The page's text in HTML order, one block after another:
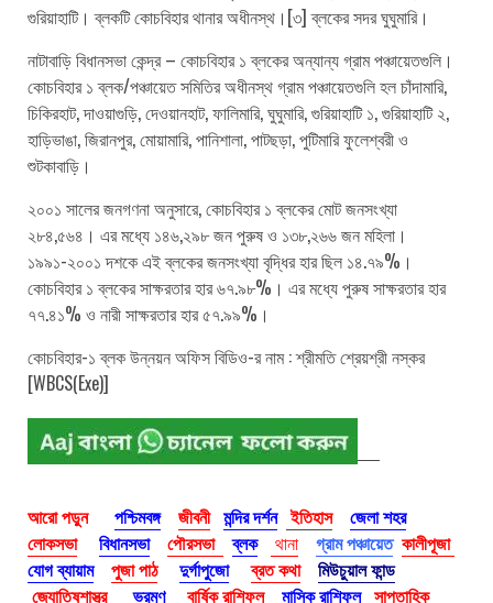
গুরিয়াহাটি। ব্লকটি কোচবিহার থানার অধীনস্থ।[৩] ব্লকের সদর ঘুঘুমারি।
নাটাবাড়ি বিধানসভা কেন্দ্র – কোচবিহার ১ ব্লকের অন্যান্য গ্রাম পঞ্চায়েতগুলি।
কোচবিহার ১ ব্লক/পঞ্চায়েত সমিতির অধীনস্থ গ্রাম পঞ্চায়েতগুলি হল চাঁদামারি,
চিকিরহাট, দাওয়াগুড়ি, দেওয়ানহাট, ফালিমারি, ঘুঘুমারি, গুরিয়াহাটি ১, গুরিয়াহাটি ২,
হাড়িভাঙা, জিরানপুর, মোয়ামারি, পানিশালা, পাটছড়া, পুটিমারি ফুলেশ্বরী ও
শুটকাবাড়ি।
২০০১ সালের জনগণনা অনুসারে, কোচবিহার ১ ব্লকের মোট জনসংখ্যা
২৮৪,৫৬৪। এর মধ্যে ১৪৬,২৯৮ জন পুরুষ ও ১৩৮,২৬৬ জন মহিলা।
১৯৯১-২০০১ দশকে এই ব্লকের জনসংখ্যা বৃদ্ধির হার ছিল ১৪.৭৯%।
কোচবিহার ১ ব্লকের সাক্ষরতার হার ৬৭.৯৮%। এর মধ্যে পুরুষ সাক্ষরতার হার
৭৭.৪১% ও নারী সাক্ষরতার হার ৫৭.৯৯%।
কোচবিহার-১ ব্লক উন্নয়ন অফিস বিডিও-র নাম : শ্রীমতি শ্রেয়শ্রী নস্কর
[WBCS(Exe)]
আরো পড়ুন পশ্চিমবঙ্গ জীবনী মন্দির দর্শন ইতিহাস
জেলা শহর
লোকসভা
বিধানসভা পৌরসভা ব্লক থানা গ্রাম পঞ্চায়েত কালীপূজা
যোগ ব্যায়াম
পুজা পাঠ দুর্গাপুজো ব্রত কথা
মিউচুয়াল ফান্ড
জ্যোতিষশাস্ত্র
ভ্রমণ বার্ষিক রাশিফল মাসিক রাশিফল সাপ্তাহিক